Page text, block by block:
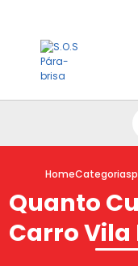
HomeCategorias
Quanto
Carro Vila